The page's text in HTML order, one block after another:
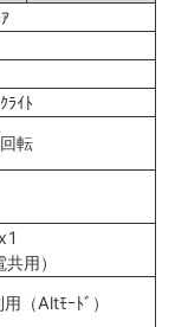
ﾗｲﾄ
転
用）
（Altﾓｰﾄﾞ）